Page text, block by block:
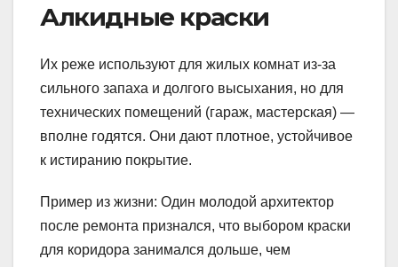
Алкидные краски
Их реже используют для жилых комнат из-за
сильного запаха и долгого высыхания, но для
технических помещений (гараж, мастерская) —
вполне годятся. Они дают плотное, устойчивое
к истиранию покрытие.
Пример из жизни: Один молодой архитектор
после ремонта признался, что выбором краски
для коридора занимался дольше, чем